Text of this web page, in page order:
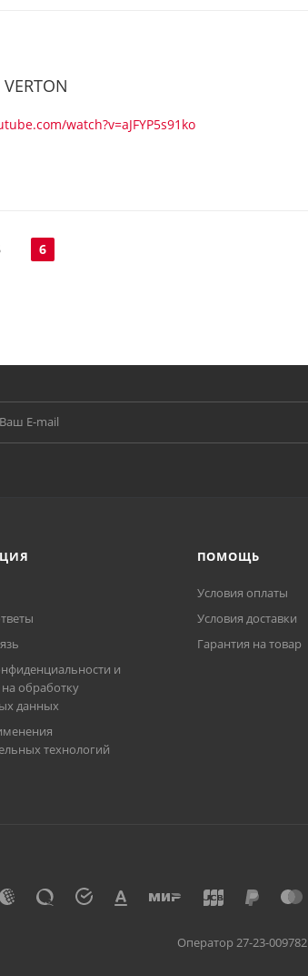
watch?v=aJFYP5s91ko
6
и
обработку
данных
технологий
ПОМОЩЬ
Условия оплаты
Условия доставки
Гарантия на товар
Оператор 27-23-009782